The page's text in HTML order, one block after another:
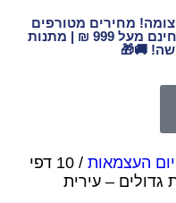
קידס 2026 בעיצומה! מחירים מטורפים
לשנת הלימודים תשפ"ז | משלוח חינם מעל 999 ₪ | מתנות
🚚🎁
העצמאות
/ 10 דפי
– עירית